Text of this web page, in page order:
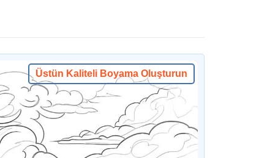
Üstün Kaliteli Boyama Oluşturun